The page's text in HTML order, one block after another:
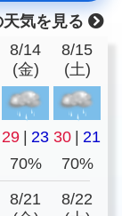
気を見る
8/14
(金)
8/15
(土)
29 | 23 30 | 21
70% 70%
8/21
8/22